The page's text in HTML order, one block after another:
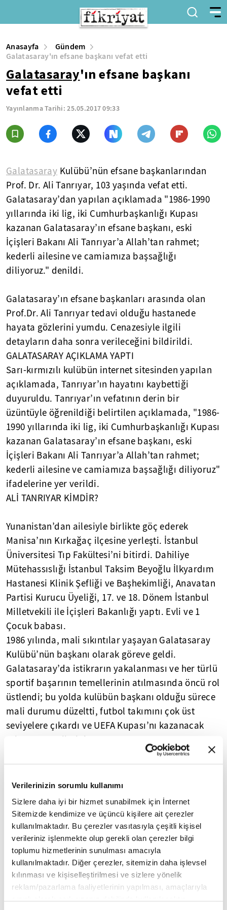
Verilerinizin sorumlu kullanımı
Sizlere daha iyi bir hizmet sunabilmek için İnternet
Sitemizde kendimize ve üçüncü kişilere ait çerezler
kullanılmaktadır. Bu çerezler vasıtasıyla çeşitli kişisel
verileriniz işlenmekte olup gerekli olan çerezler bilgi
toplumu hizmetlerinin sunulması amacıyla
kullanılmaktadır. Diğer çerezler, sitemizin daha işlevsel
kılınması ve kişiselleştirilmesi ve sizlere yönelik
reklam/pazarlama faaliyetlerinin yapılması, amaçlarıyla
sınırlı olarak açık rızanız dahilinde kullanılacaktır.
Anasayfa
Gündem
Galatasaray'ın efsane başkanı vefat etti
Galatasaray'ın efsane başkanı
vefat etti
Yayınlanma Tarihi:25.05.2017 09:33
Galatasaray Kulübü’nün efsane başkanlarından
Prof. Dr. Ali Tanrıyar, 103 yaşında vefat etti.
Galatasaray’dan yapılan açıklamada "1986-1990
yıllarında iki lig, iki Cumhurbaşkanlığı Kupası
kazanan Galatasaray’ın efsane başkanı, eski
İçişleri Bakanı Ali Tanrıyar’a Allah’tan rahmet;
kederli ailesine ve camiamıza başsağlığı
diliyoruz." denildi.
Galatasaray’ın efsane başkanları arasında olan
Prof.Dr. Ali Tanrıyar tedavi olduğu hastanede
hayata gözlerini yumdu. Cenazesiyle ilgili
detayların daha sonra verileceğini bildirildi.
GALATASARAY AÇIKLAMA YAPTI
Sarı-kırmızılı kulübün internet sitesinden yapılan
açıklamada, Tanrıyar’ın hayatını kaybettiği
duyuruldu. Tanrıyar’ın vefatının derin bir
üzüntüyle öğrenildiği belirtilen açıklamada, "1986-
1990 yıllarında iki lig, iki Cumhurbaşkanlığı Kupası
kazanan Galatasaray’ın efsane başkanı, eski
İçişleri Bakanı Ali Tanrıyar’a Allah’tan rahmet;
kederli ailesine ve camiamıza başsağlığı diliyoruz"
ifadelerine yer verildi.
ALİ TANRIYAR KİMDİR?
Yunanistan’dan ailesiyle birlikte göç ederek
Manisa’nın Kırkağaç ilçesine yerleşti. İstanbul
Üniversitesi Tıp Fakültesi’ni bitirdi. Dahiliye
Mütehassıslığı İstanbul Taksim Beyoğlu İlkyardım
Hastanesi Klinik Şefliği ve Başhekimliği, Anavatan
Partisi Kurucu Üyeliği, 17. ve 18. Dönem İstanbul
Milletvekili ile İçişleri Bakanlığı yaptı. Evli ve 1
Çocuk babası.
1986 yılında, mali sıkıntılar yaşayan Galatasaray
Kulübü’nün başkanı olarak göreve geldi.
Galatasaray’da istikrarın yakalanması ve her türlü
sportif başarının temellerinin atılmasında öncü rol
üstlendi; bu yolda kulübün başkanı olduğu sürece
mali durumu düzeltti, futbol takımını çok üst
seviyelere çıkardı ve UEFA Kupası’nı kazanacak
takımın temellerini attı.
Yasal Uyarı:Yayınlanan köşe yazısı/haberin tüm hakları
köşe yazısı/haberin tamamı özel izin alınmadan
Ancak alıntılanan köşe yazısı/haberin bir bölümü,
alıntılanan habere aktif link verilerek kullanılabilir.
Ayrıntılar için lütfentıklayın.
Galatasaray